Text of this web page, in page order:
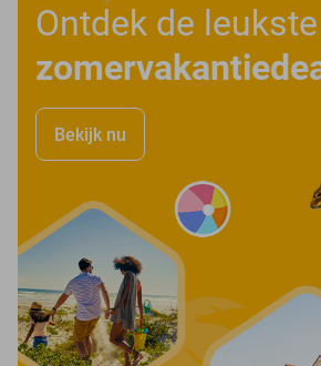
Ontdek de leukste
Bekijk nu